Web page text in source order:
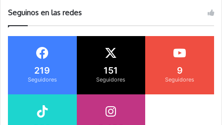
Seguinos en las redes
219
Seguidores
151
Seguidores
9
Seguidores